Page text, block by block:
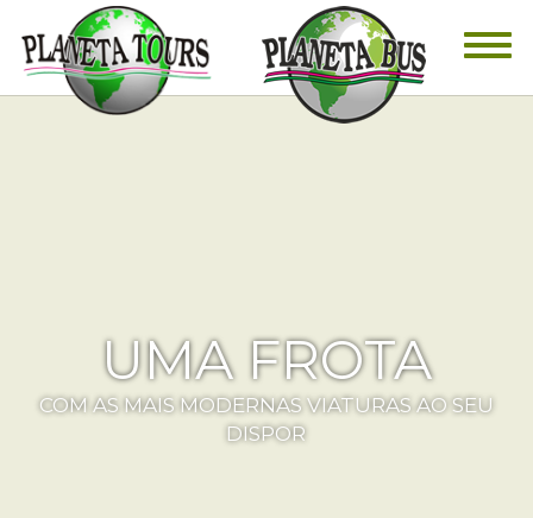
UMA FROTA
COM AS MAIS MODERNAS VIATURAS AO SEU
DISPOR